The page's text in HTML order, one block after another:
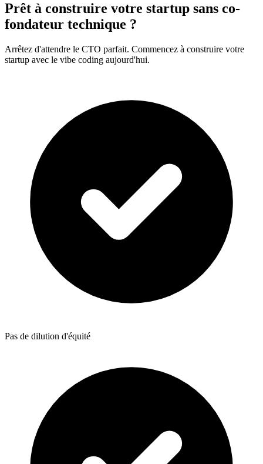
Prêt à construire votre startup sans co-
fondateur technique ?
Arrêtez d'attendre le CTO parfait. Commencez à construire votre
startup avec le vibe coding aujourd'hui.
Pas de dilution d'équité